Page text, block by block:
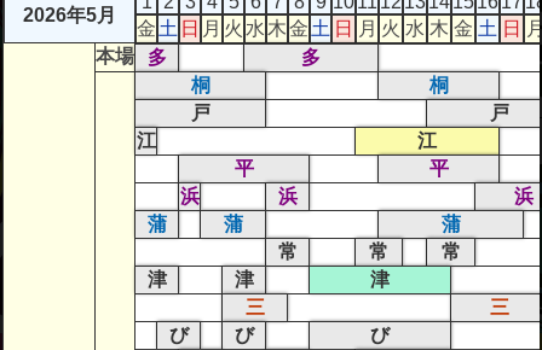
2026年5月
金 土 日 月 火 水 木金 土 日 月 火 水 木 金 土 日
本場 多 多
桐
桐
戸
戸
江
江
平
平
浜
浜
浜
蒲
蒲
蒲
常
常
常
津
津
津
三
三
び
び
び